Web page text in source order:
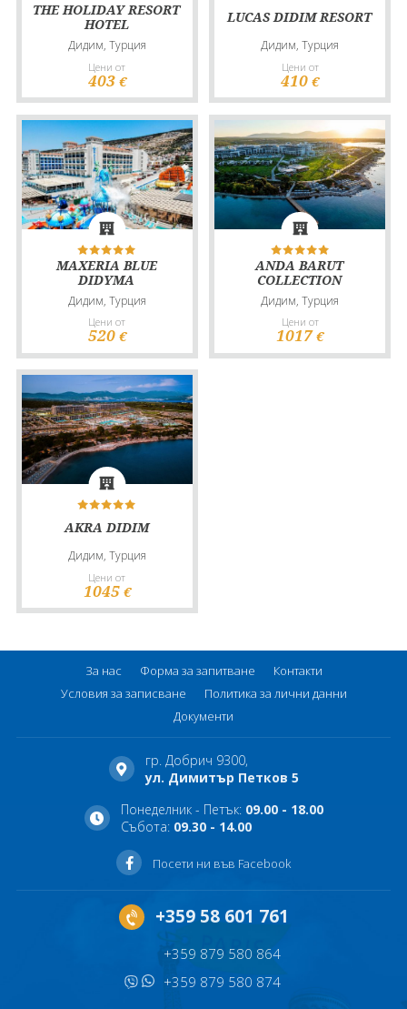
THE HOLIDAY RESORT
HOTEL
Дидим, Турция
Цени от
403 €
LUCAS DIDIM RESORT
Дидим, Турция
Цени от
410 €
MAXERIA BLUE
DIDYMA
Дидим, Турция
Цени от
520 €
ANDA BARUT
COLLECTION
Дидим, Турция
Цени от
1017 €
AKRA DIDIM
Дидим, Турция
Цени от
1045 €
За нас Форма за запитване
Контакти
Условия за записване
Политика за лични данни
Документи
гр. Добрич 9300,
ул. Димитър Петков 5
Понеделник - Петък: 09.00 - 18.00
Събота: 09.30 - 14.00
Посети ни във Facebook
+359 58 601 761
+359 879 580 864
+359 879 580 874